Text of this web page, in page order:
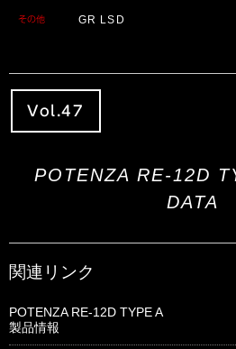
その他 GR LSD
Vol.47
POTENZA RE-12D
DATA
関連リンク
POTENZA RE-12D TYPE A
製品情報